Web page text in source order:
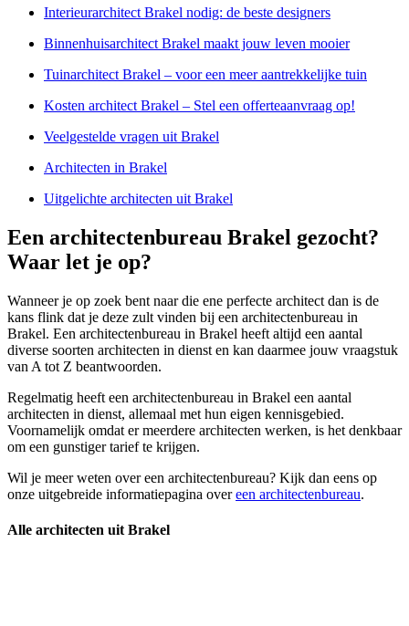
Interieurarchitect Brakel nodig: de beste designers
Binnenhuisarchitect Brakel maakt jouw leven mooier
Tuinarchitect Brakel – voor een meer aantrekkelijke tuin
Kosten architect Brakel – Stel een offerteaanvraag op!
Veelgestelde vragen uit Brakel
Architecten in Brakel
Uitgelichte architecten uit Brakel
Een architectenbureau Brakel gezocht?
Waar let je op?
Wanneer je op zoek bent naar die ene perfecte architect dan is de
kans flink dat je deze zult vinden bij een architectenbureau in
Brakel. Een architectenbureau in Brakel heeft altijd een aantal
diverse soorten architecten in dienst en kan daarmee jouw vraagstuk
van A tot Z beantwoorden.
Regelmatig heeft een architectenbureau in Brakel een aantal
architecten in dienst, allemaal met hun eigen kennisgebied.
Voornamelijk omdat er meerdere architecten werken, is het denkbaar
om een gunstiger tarief te krijgen.
Wil je meer weten over een architectenbureau? Kijk dan eens op
onze uitgebreide informatiepagina overeen architectenbureau.
Alle architecten uit Brakel